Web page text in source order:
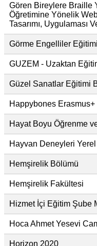
Gören Bireylere Braille
Öğretimine Yönelik
Tasarımı, Uygulaması
Görme Engelliler
GUZEM - Uzaktan
Güzel Sanatlar Eğitimi
Happybones Erasmus+
Hayat Boyu Öğrenme
Hayvan Deneyleri
Hemşirelik Bölümü
Hemşirelik Fakültesi
Hizmet İçi Eğitim Şube
Hoca Ahmet Yesevi
Horizon 2020